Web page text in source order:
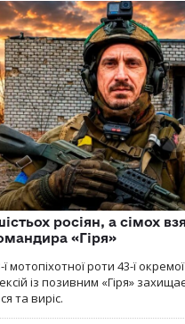
росіян, а сімох
«Гіря»
мотопіхотної роти 43-ї
із позивним «Гіря»
та виріс.